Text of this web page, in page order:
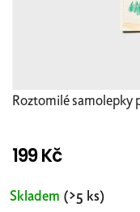
Roztomilé samolepky
199 Kč
Měrná
Skladem (>5 ks)